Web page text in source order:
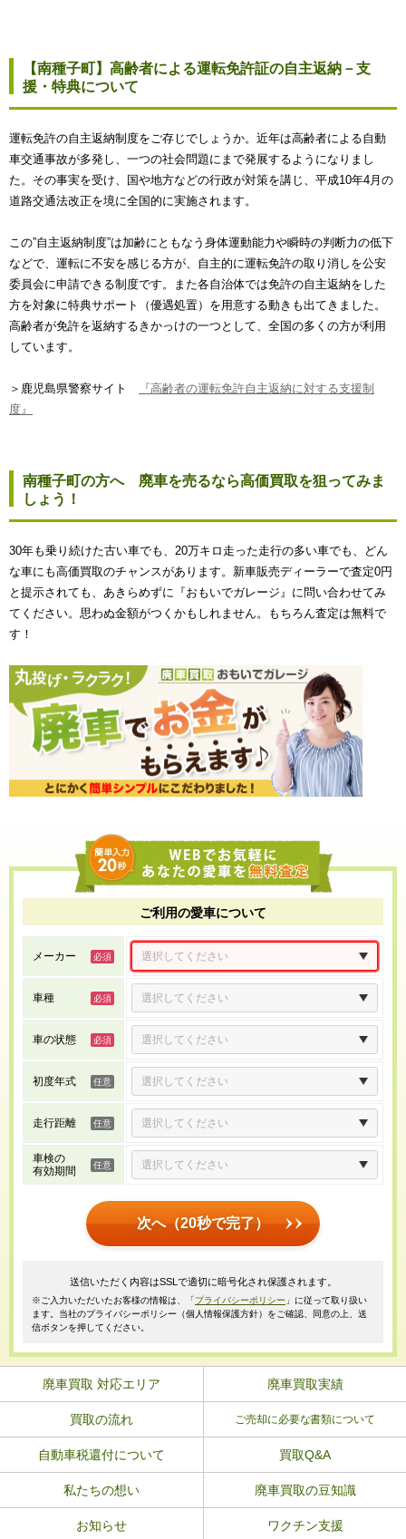
【南種子町】高齢者による運転免許証の自主返納－支
援・特典について
運転免許の自主返納制度をご存じでしょうか。近年は高齢者による自動
車交通事故が多発し、一つの社会問題にまで発展するようになりまし
た。その事実を受け、国や地方などの行政が対策を講じ、平成10年4月の
道路交通法改正を境に全国的に実施されます。
この”自主返納制度”は加齢にともなう身体運動能力や瞬時の判断力の低下
などで、運転に不安を感じる方が、自主的に運転免許の取り消しを公安
委員会に申請できる制度です。また各自治体では免許の自主返納をした
方を対象に特典サポート（優遇処置）を用意する動きも出てきました。
高齢者が免許を返納するきかっけの一つとして、全国の多くの方が利用
しています。
＞鹿児島県警察サイト
『高齢者の運転免許自主返納に対する支援制
度』
南種子町の方へ 廃車を売るなら高価買取を狙ってみま
しょう！
30年も乗り続けた古い車でも、20万キロ走った走行の多い車でも、どん
な車にも高価買取のチャンスがあります。新車販売ディーラーで査定0円
と提示されても、あきらめずに『おもいでガレージ』に問い合わせてみ
てください。思わぬ金額がつくかもしれません。もちろん査定は無料で
す！
ご利用の愛車について
メーカー
車種
車の状態
初度年式
走行距離
車検の
有効期間
次へ（20秒で完了）
送信いただく内容はSSLで適切に暗号化され保護されます。
※ご入力いただいたお客様の情報は、「プライバシーポリシー 」に従って取り扱い
ます。当社のプライバシーポリシー（個人情報保護方針）をご確認、同意の上、送
信ボタンを押してください。
廃車買取 対応エリア 廃車買取実績
買取の流れ ご売却に必要な書類について
自動車税還付について 買取Q&A
私たちの想い 廃車買取の豆知識
お知らせ ワクチン支援